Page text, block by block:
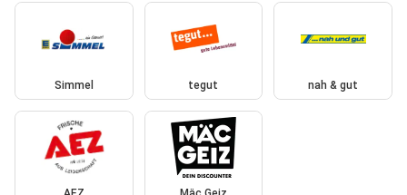
Simmel tegut nah & gut